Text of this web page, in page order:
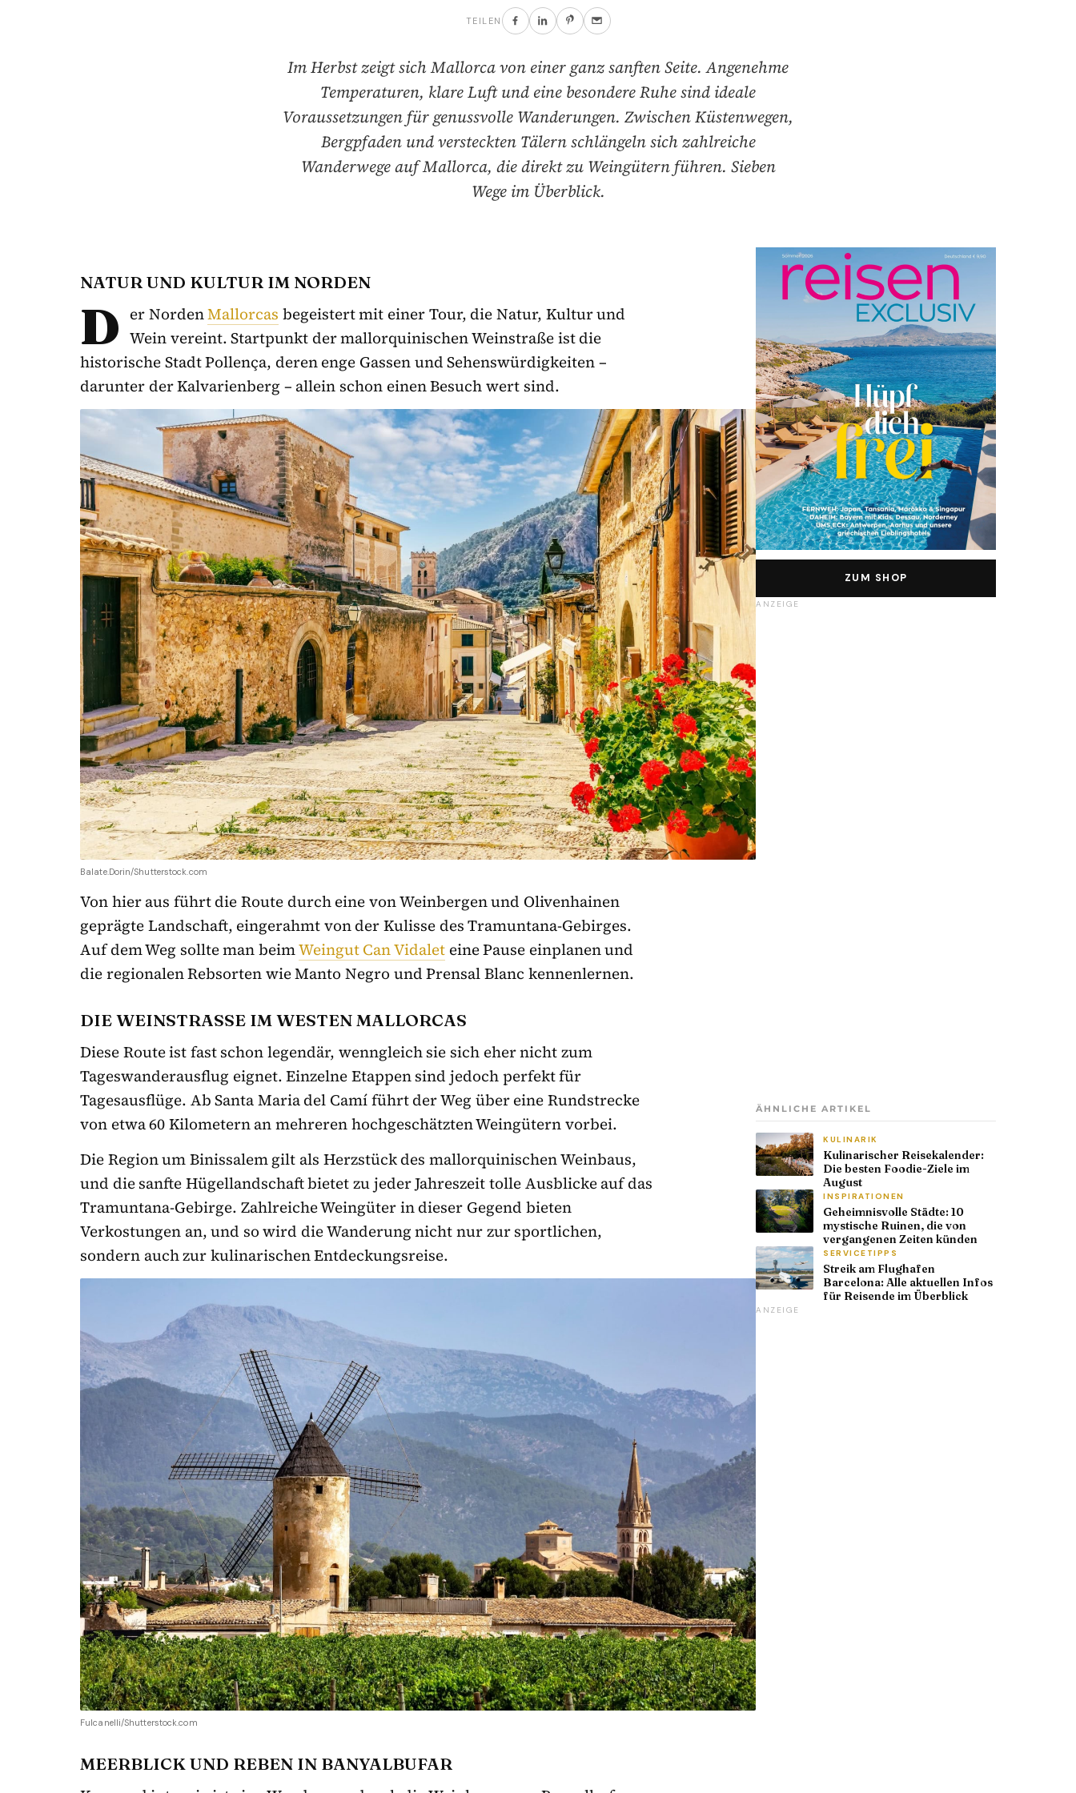
TEILEN
Im Herbst zeigt sich Mallorca von einer ganz sanften Seite. Angenehme
Temperaturen, klare Luft und eine besondere Ruhe sind ideale
Voraussetzungen für genussvolle Wanderungen. Zwischen Küstenwegen,
Bergpfaden und versteckten Tälern schlängeln sich zahlreiche
Wanderwege auf Mallorca, die direkt zu Weingütern führen. Sieben
Wege im Überblick.
NATUR UND KULTUR IM NORDEN
D er NordenMallorcas begeistert mit einer Tour, die Natur, Kultur und
Wein vereint. Startpunkt der mallorquinischen Weinstraße ist die
historische Stadt Pollença, deren enge Gassen und Sehenswürdigkeiten –
darunter der Kalvarienberg – allein schon einen Besuch wert sind.
Balate.Dorin/Shutterstock.com
Von hier aus führt die Route durch eine von Weinbergen und Olivenhainen
geprägte Landschaft, eingerahmt von der Kulisse des Tramuntana-Gebirges.
Auf dem Weg sollte man beimWeingut Can Vidaleteine Pause einplanen und
die regionalen Rebsorten wie Manto Negro und Prensal Blanc kennenlernen.
DIE WEINSTRASSE IM WESTEN MALLORCAS
Diese Route ist fast schon legendär, wenngleich sie sich eher nicht zum
Tageswanderausflug eignet. Einzelne Etappen sind jedoch perfekt für
Tagesausflüge. Ab Santa Maria del Camí führt der Weg über eine Rundstrecke
von etwa 60 Kilometern an mehreren hochgeschätzten Weingütern vorbei.
Die Region um Binissalem gilt als Herzstück des mallorquinischen Weinbaus,
und die sanfte Hügellandschaft bietet zu jeder Jahreszeit tolle Ausblicke auf das
Tramuntana-Gebirge. Zahlreiche Weingüter in dieser Gegend bieten
Verkostungen an, und so wird die Wanderung nicht nur zur sportlichen,
sondern auch zur kulinarischen Entdeckungsreise.
Fulcanelli/Shutterstock.com
MEERBLICK UND REBEN IN BANYALBUFAR
ZUM SHOP
ANZEIGE
ÄHNLICHE ARTIKEL
KULINARIK
Kulinarischer Reisekalender:
Die besten Foodie-Ziele im
August
INSPIRATIONEN
Geheimnisvolle Städte: 10
mystische Ruinen, die von
vergangenen Zeiten künden
SERVICETIPPS
Streik am Flughafen
Barcelona: Alle aktuellen Infos
für Reisende im Überblick
ANZEIGE